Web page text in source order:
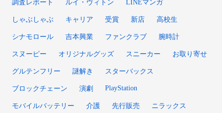
調査レポート ルイ・ヴィトン LINEマンガ
しゃぶしゃぶ キャリア 受賞 新店 高校生
シナモロール 吉本興業 ファンクラブ 腕時計
スヌーピー オリジナルグッズ スニーカー お取り寄せ
グルテンフリー 謎解き スターバックス
ブロックチェーン 演劇 PlayStation
モバイルバッテリー 介護 先行販売 ニラックス